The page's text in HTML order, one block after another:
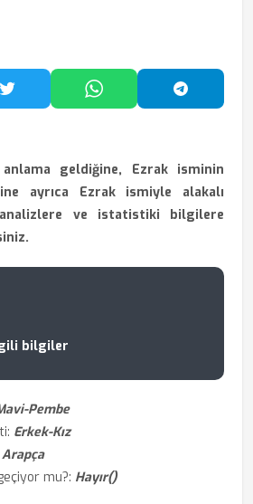
Paylaş
Twitter'da PaylaşWhatsApp'ta Paylaş
geldiğine, Ezrak isminin
ayrıca Ezrak ismiyle alakalı
ve istatistiki bilgilere
bilgiler
Pembe
Erkek-Kız
Arapça
mu?: Hayır()